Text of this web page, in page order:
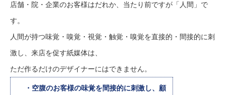
店舗・院・企業のお客様はだれか、当たり前ですが「人間」で
す。
人間が持つ味覚・嗅覚・視覚・触覚・嗅覚を直接的・間接的に刺
激し、来店を促す紙媒体は、
ただ作るだけのデザイナーにはできません。
・空腹のお客様の味覚を間接的に刺激し、顧